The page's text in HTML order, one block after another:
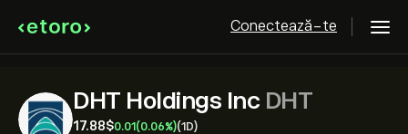
Conectează-te
DHT Holdings Inc DHT
17.88‎$‎0.01 (0.06%)(1D)